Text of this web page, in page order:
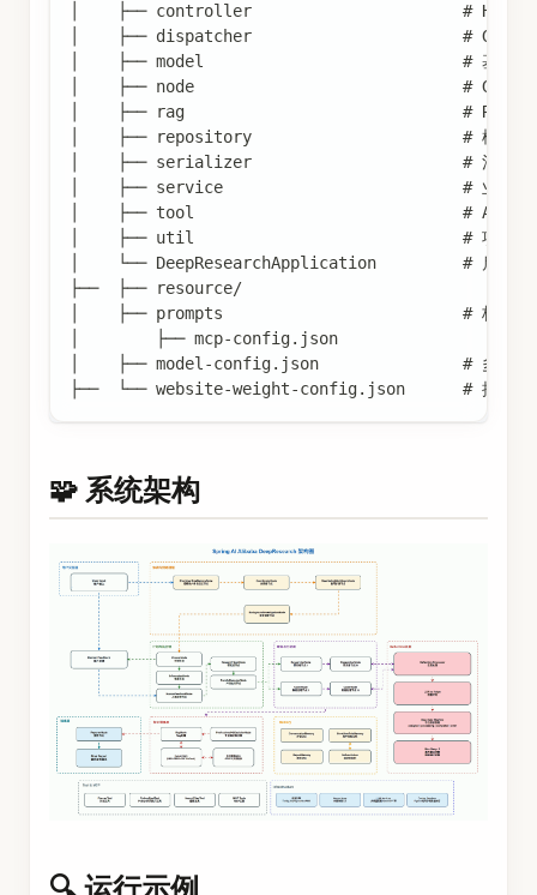
│    ├── controller                      # Http接
│    ├── dispatcher                      # Graph
│    ├── model                           # 基础项
│    ├── node                            # Graph关
│    ├── rag                             # RAG核心
│    ├── repository                      # 模型配
│    ├── serializer                      # 消息序列
│    ├── service                         # 业务代
│    ├── tool                            # Agent
│    ├── util                            # 项目
│    └── DeepResearchApplication         # 启动类
├──  ├── resource/
│    ├── prompts                         # 核心
│	 ├── mcp-config.json                 #
│    ├── model-config.json               # 多Agent
├──  └── website-weight-config.json      # 搜索引
🧩 系统架构